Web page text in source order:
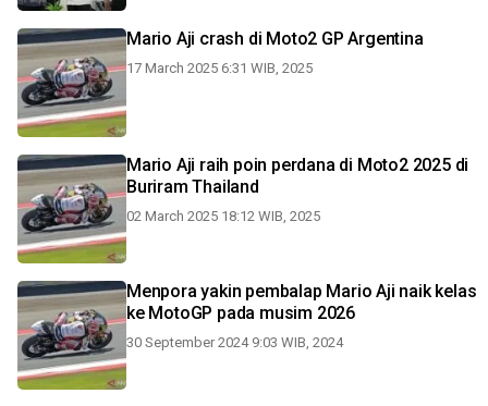
Mario Aji crash di Moto2 GP Argentina
17 March 2025 6:31 WIB, 2025
Mario Aji raih poin perdana di Moto2 2025 di
Buriram Thailand
02 March 2025 18:12 WIB, 2025
Menpora yakin pembalap Mario Aji naik kelas
ke MotoGP pada musim 2026
30 September 2024 9:03 WIB, 2024